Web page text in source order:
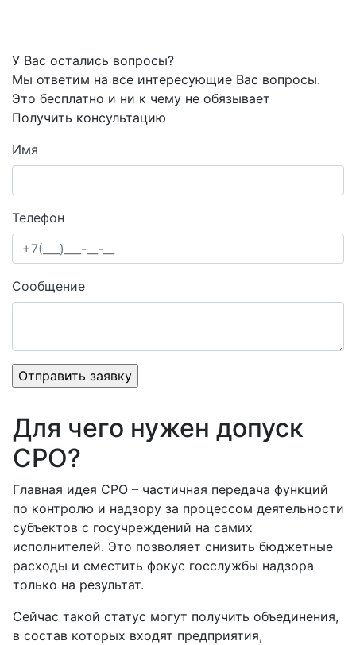
У Вас остались вопросы?
Мы ответим на все интересующие Вас вопросы.
Это бесплатно и ни к чему не обязывает
Получить консультацию
Имя
Телефон
Сообщение
Для чего нужен допуск
СРО?
Главная идея СРО – частичная передача функций
по контролю и надзору за процессом деятельности
субъектов с госучреждений на самих
исполнителей. Это позволяет снизить бюджетные
расходы и сместить фокус госслужбы надзора
только на результат.
Сейчас такой статус могут получить объединения,
в состав которых входят предприятия,